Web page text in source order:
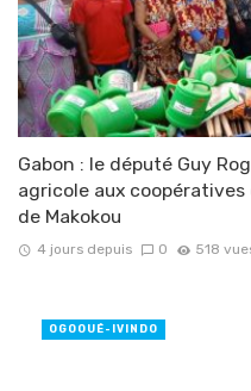
Gabon : le député Guy
agricole aux
de Makokou
4 jours depuis 0 518
OGOOUÉ-IVINDO